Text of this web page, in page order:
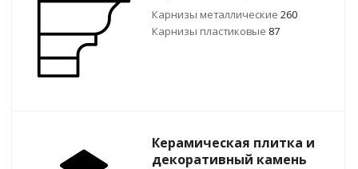
Карнизы металлические 260
Карнизы пластиковые 87
Керамическая плитка и
декоративный камень